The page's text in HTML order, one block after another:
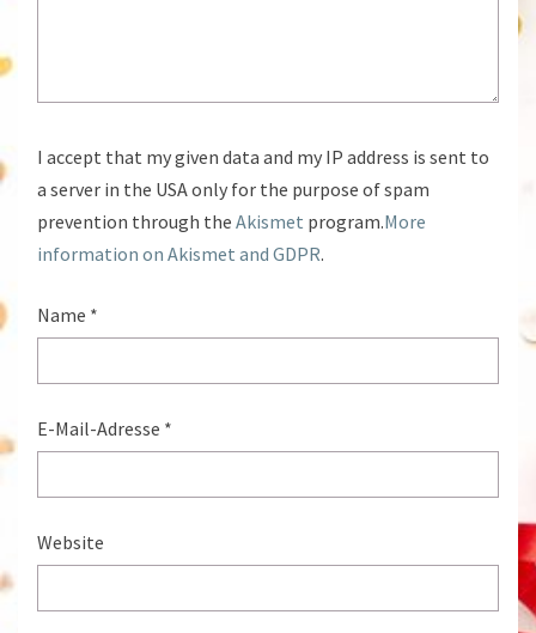
I accept that my given data and my IP address is sent to
a server in the USA only for the purpose of spam
prevention through the Akismet program.More
information on Akismet and GDPR.
Name *
E-Mail-Adresse *
Website